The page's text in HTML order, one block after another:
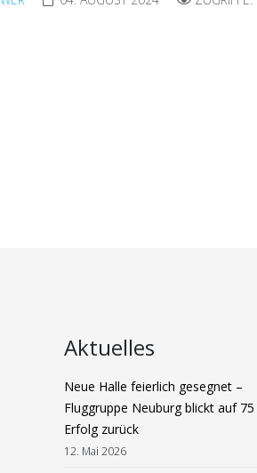
Das Kreisjugendring-Fliegen
Aktuelles
Neue Halle feierlich gesegnet –
Fluggruppe Neuburg blickt auf 75
Erfolg zurück
12. Mai 2026